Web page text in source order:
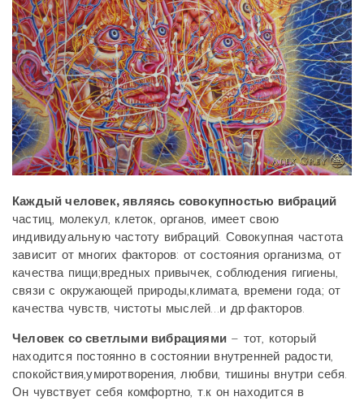
Каждый человек, являясь совокупностью вибраций
частиц, молекул, клеток, органов, имеет свою
индивидуальную частоту вибраций. Совокупная частота
зависит от многих факторов: от состояния организма, от
качества пищи;вредных привычек, соблюдения гигиены,
связи с окружающей природы,климата, времени года; от
качества чувств, чистоты мыслей…и др.факторов.
Человек со светлыми вибрациями – тот, который
находится постоянно в состоянии внутренней радости,
спокойствия,умиротворения, любви, тишины внутри себя.
Он чувствует себя комфортно, т.к он находится в